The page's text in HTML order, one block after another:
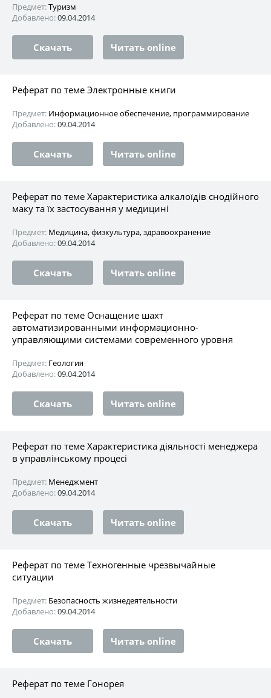
Предмет:Туризм
Добавлено:09.04.2014
Скачать Читать online
Реферат по теме Электронные книги
Предмет: Информационное обеспечение, программирование
Добавлено:09.04.2014
Скачать Читать online
Реферат по теме Характеристика алкалоїдів снодійного
маку та їх застосування у медицині
Предмет: Медицина, физкультура, здравоохранение
Добавлено:09.04.2014
Скачать Читать online
Реферат по теме Оснащение шахт
автоматизированными информационно-
управляющими системами современного уровня
Предмет: Геология
Добавлено:09.04.2014
Скачать Читать online
Реферат по теме Характеристика діяльності менеджера
в управлінському процесі
Предмет: Менеджмент
Добавлено:09.04.2014
Скачать Читать online
Реферат по теме Техногенные чрезвычайные
ситуации
Предмет: Безопасность жизнедеятельности
Добавлено:09.04.2014
Скачать Читать online
Реферат по теме Гонорея